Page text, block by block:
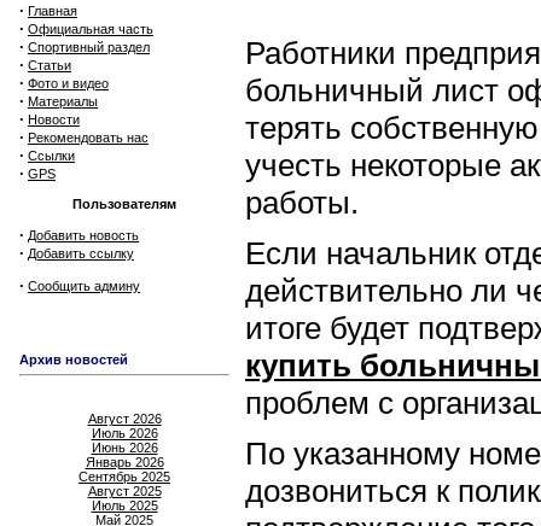
· Главная
· Официальная часть
· Спортивный раздел
· Статьи
· Фото и видео
· Материалы
· Новости
· Рекомендовать нас
· Ссылки
· GPS
Пользователям
· Добавить новость
· Добавить ссылку
· Сообщить админу
Архив новостей
Август 2026
Июль 2026
Июнь 2026
Январь 2026
Сентябрь 2025
Август 2025
Июль 2025
Май 2025
Работники
больничный лист
терять
учесть некоторые
работы.
Если начальник
действительно ли
итоге будет
купить
проблем с
По указанному
дозвониться к